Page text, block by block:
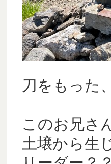
刀をもった
このお兄さ
土壌から生